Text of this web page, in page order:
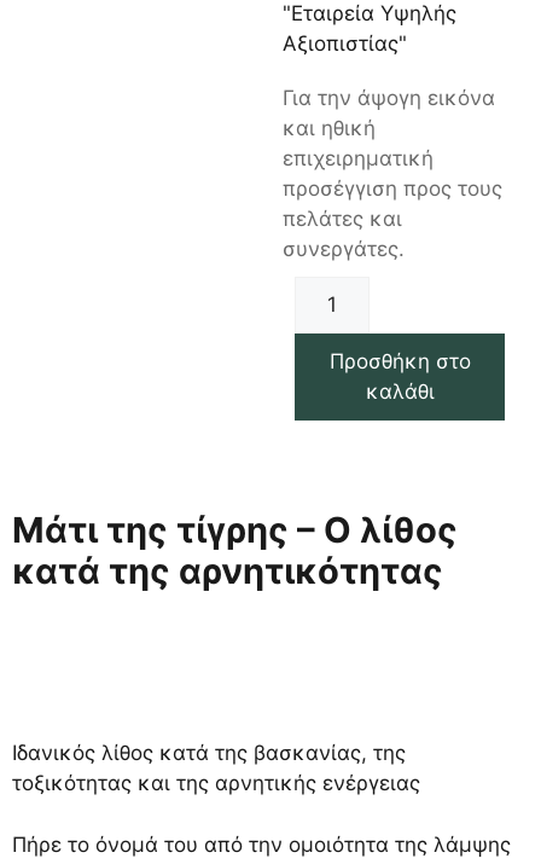
"Εταιρεία Υψηλής
Αξιοπιστίας"
Για την άψογη εικόνα
και ηθική
επιχειρηματική
προσέγγιση προς τους
πελάτες και
συνεργάτες.
Προσθήκη στο
καλάθι
Μάτι της τίγρης – Ο λίθος
κατά της αρνητικότητας
Ιδανικός λίθος κατά της βασκανίας, της
τοξικότητας και της αρνητικής ενέργειας
Πήρε το όνομά του από την ομοιότητα της λάμψης